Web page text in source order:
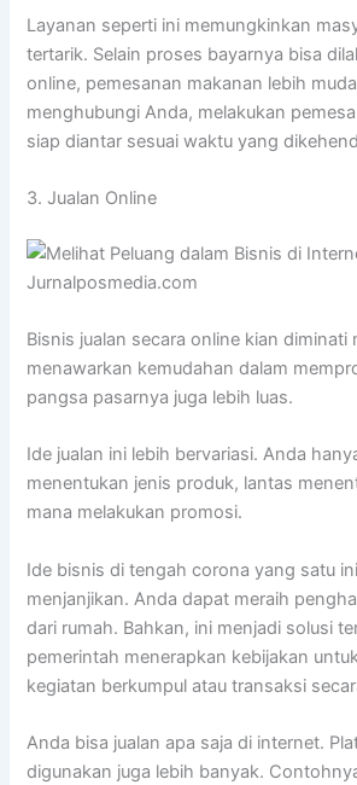
Layanan seperti ini memungkinkan
tertarik. Selain proses bayarnya bisa
online, pemesanan makanan lebih
menghubungi Anda, melakukan
siap diantar sesuai waktu yang
3. Jualan Online
Bisnis jualan secara online kian diminati
menawarkan kemudahan dalam
pangsa pasarnya juga lebih luas.
Ide jualan ini lebih bervariasi. Anda
menentukan jenis produk, lantas
mana melakukan promosi.
Ide bisnis di tengah corona yang satu
menjanjikan. Anda dapat meraih
dari rumah. Bahkan, ini menjadi solusi
pemerintah menerapkan kebijakan
kegiatan berkumpul atau transaksi
Anda bisa jualan apa saja di internet.
digunakan juga lebih banyak.